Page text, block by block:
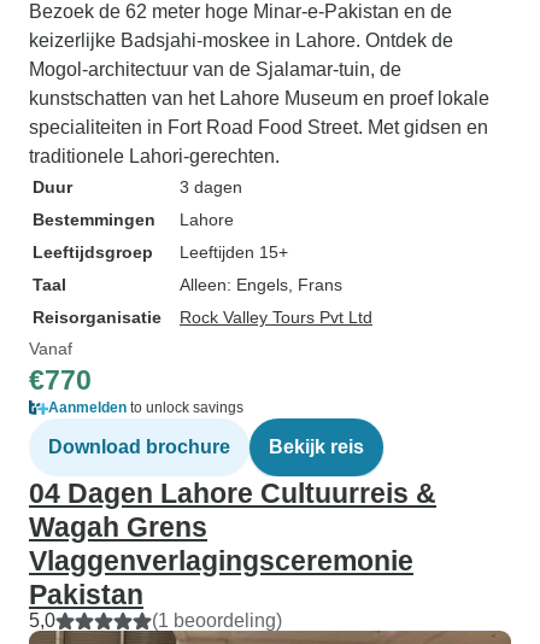
Bezoek de 62 meter hoge Minar-e-Pakistan en de
keizerlijke Badsjahi-moskee in Lahore. Ontdek de
Mogol-architectuur van de Sjalamar-tuin, de
kunstschatten van het Lahore Museum en proef lokale
specialiteiten in Fort Road Food Street. Met gidsen en
traditionele Lahori-gerechten.
Duur
3 dagen
Bestemmingen
Lahore
Leeftijdsgroep
Leeftijden 15+
Taal
Alleen: Engels, Frans
Reisorganisatie
Rock Valley Tours Pvt Ltd
Vanaf
€770
Aanmelden to unlock savings
Download brochure Bekijk reis
04 Dagen Lahore Cultuurreis &
Wagah Grens
Vlaggenverlagingsceremonie
Pakistan
5,0 (1 beoordeling)